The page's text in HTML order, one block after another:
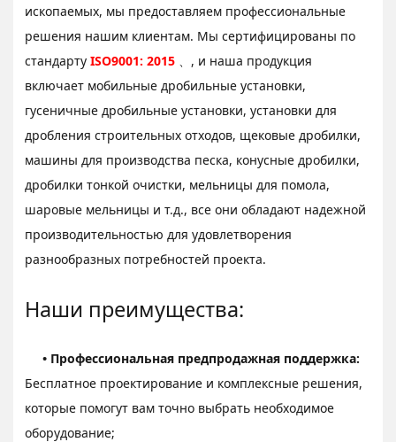
ископаемых, мы предоставляем профессиональные
решения нашим клиентам. Мы сертифицированы по
стандартуISO9001: 2015 、, и наша продукция
включает мобильные дробильные установки,
гусеничные дробильные установки, установки для
дробления строительных отходов, щековые дробилки,
машины для производства песка, конусные дробилки,
дробилки тонкой очистки, мельницы для помола,
шаровые мельницы и т.д., все они обладают надежной
производительностью для удовлетворения
разнообразных потребностей проекта.
Наши преимущества:
• Профессиональная предпродажная поддержка:
Бесплатное проектирование и комплексные решения,
которые помогут вам точно выбрать необходимое
оборудование;